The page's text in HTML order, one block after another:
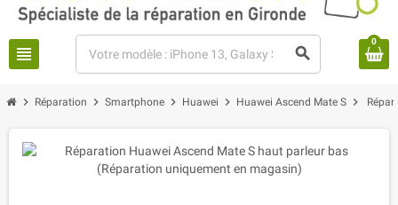
view_headline search
0
chevron_right Réparation chevron_right Smartphone chevron_right Huawei chevron_right Huawei Ascend Mate S chevron_right